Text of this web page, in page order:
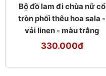
Bộ đồ lam đi chùa nữ cổ
tròn phối thêu hoa sala -
vải linen - màu trắng
330.000đ